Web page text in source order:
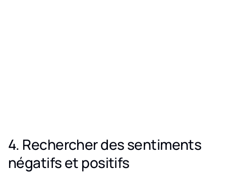
4. Rechercher des sentiments
négatifs et positifs